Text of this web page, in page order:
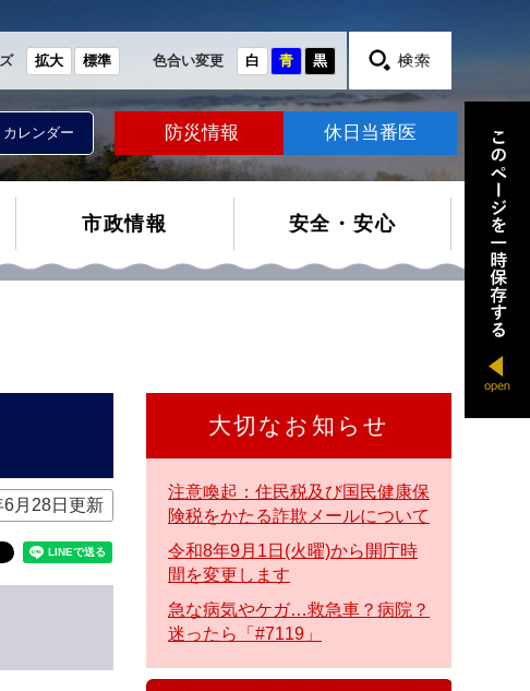
拡大 標準 色合い変更 白 青 黒
レンダー 防災情報 休日当番医
市政情報 安全・安心
月28日更新
大切なお知らせ
注意喚起：住民税及び国民健康保
険税をかたる詐欺メールについて
令和8年9月1日(火曜)から開庁時
間を変更します
急な病気やケガ…救急車？病院？
迷ったら「#7119」